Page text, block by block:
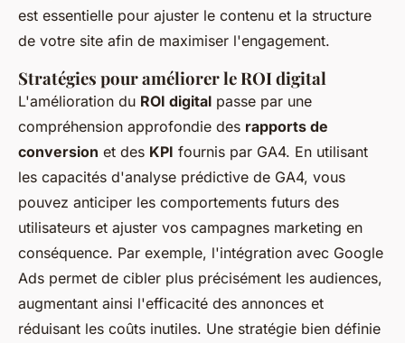
est essentielle pour ajuster le contenu et la structure
de votre site afin de maximiser l'engagement.
Stratégies pour améliorer le ROI digital
L'amélioration du ROI digital passe par une
compréhension approfondie des rapports de
conversion et des KPI fournis par GA4. En utilisant
les capacités d'analyse prédictive de GA4, vous
pouvez anticiper les comportements futurs des
utilisateurs et ajuster vos campagnes marketing en
conséquence. Par exemple, l'intégration avec Google
Ads permet de cibler plus précisément les audiences,
augmentant ainsi l'efficacité des annonces et
réduisant les coûts inutiles. Une stratégie bien définie